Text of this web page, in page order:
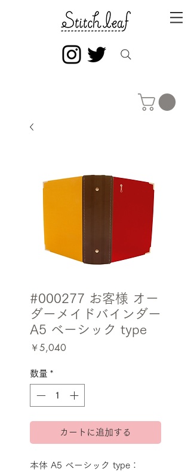
#000277 お客様 オー
ダーメイドバインダー
A5 ベーシック type
￥5,040価
数量 *
カートに追加する
本体 A5 ベーシック type：